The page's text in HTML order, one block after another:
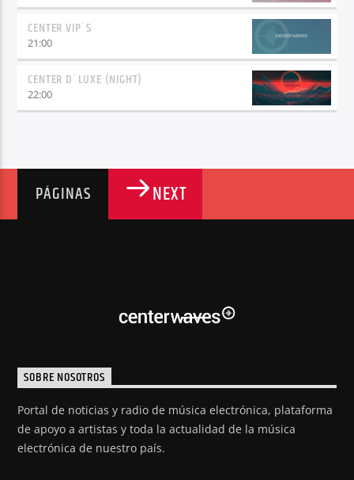
CENTER VIP´S
21:00
CENTER D´LUXE (NIGHT)
22:00
PÁGINAS NEXT
SOBRE NOSOTROS
Portal de noticias y radio de música electrónica, plataforma
de apoyo a artistas y toda la actualidad de la música
electrónica de nuestro país.